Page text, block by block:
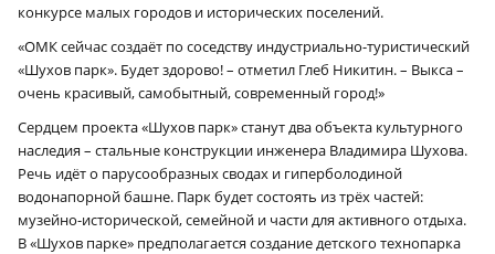
конкурсе малых городов и исторических поселений.
«ОМК сейчас создаёт по соседству индустриально-туристический
«Шухов парк». Будет здорово! – отметил Глеб Никитин. – Выкса –
очень красивый, самобытный, современный город!»
Сердцем проекта «Шухов парк» станут два объекта культурного
наследия – стальные конструкции инженера Владимира Шухова.
Речь идёт о парусообразных сводах и гиперболодиной
водонапорной башне. Парк будет состоять из трёх частей:
музейно-исторической, семейной и части для активного отдыха.
В «Шухов парке» предполагается создание детского технопарка